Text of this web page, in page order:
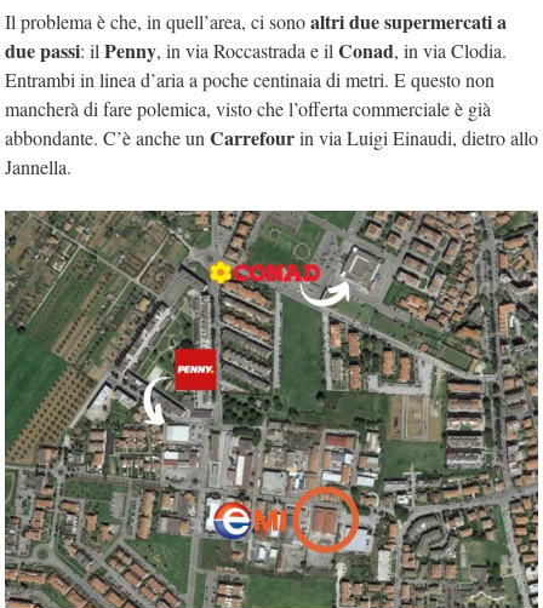
Il problema è che, in quell’area, ci sonoaltri due supermercati a
due passi: il Penny, in via Roccastrada e il Conad, in via Clodia.
Entrambi in linea d’aria a poche centinaia di metri. E questo non
mancherà di fare polemica, visto che l’offerta commerciale è già
abbondante. C’è anche un Carrefourin via Luigi Einaudi, dietro allo
Jannella.